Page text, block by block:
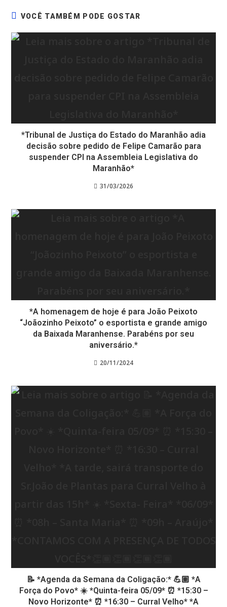
VOCÊ TAMBÉM PODE GOSTAR
*Tribunal de Justiça do Estado do Maranhão adia
decisão sobre pedido de Felipe Camarão para
suspender CPI na Assembleia Legislativa do
Maranhão*
31/03/2026
*A homenagem de hoje é para João Peixoto
“Joãozinho Peixoto” o esportista e grande amigo
da Baixada Maranhense. Parabéns por seu
aniversário.*
20/11/2024
📝 *Agenda da Semana da Coligação:* 💪🏽 *A
Força do Povo* ☀️ *Quinta-feira 05/09* ⏰ *15:30 –
Novo Horizonte* ⏰ *16:30 – Curral Velho* *A